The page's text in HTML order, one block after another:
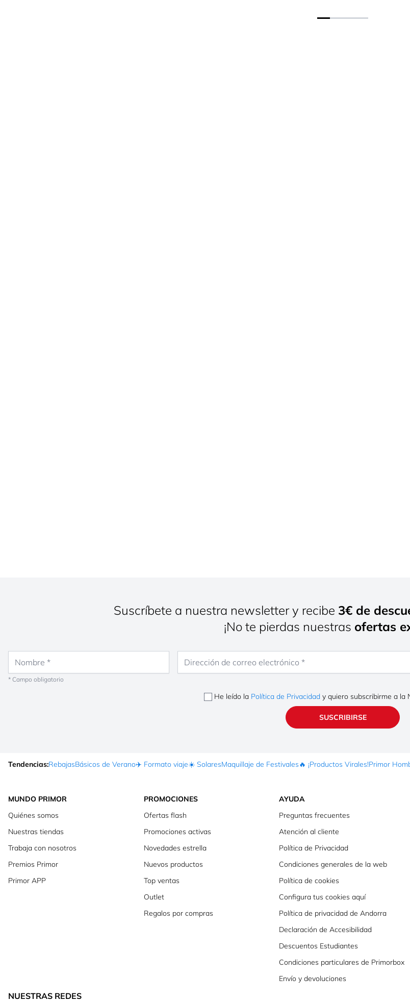
Suscríbete a nuestra newsletter y recibe 3€ de
¡No te pierdas nuestras ofertas
* Campo obligatorio
He leído la Política de Privacidady quiero subscribirme a la
SUSCRIBIRSE
Tendencias:RebajasBásicos de Verano✈️ Formato viaje☀️ SolaresMaquillaje de Festivales🔥 ¡Productos Virales!Primor
MUNDO PRIMOR
Quiénes somos
Nuestras tiendas
Trabaja con nosotros
Premios Primor
Primor APP
PROMOCIONES
Ofertas flash
Promociones activas
Novedades estrella
Nuevos productos
Top ventas
Outlet
Regalos por compras
AYUDA
Preguntas frecuentes
Atención al cliente
Política de Privacidad
Condiciones generales de la web
Política de cookies
Configura tus cookies aquí
Política de privacidad de Andorra
Declaración de Accesibilidad
Descuentos Estudiantes
Condiciones particulares de Primorbox
Envío y devoluciones
NUESTRAS REDES